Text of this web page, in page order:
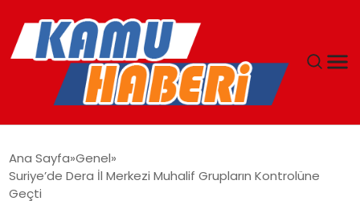
YAŞAM
Ana Sayfa Genel
Suriye’de Dera İl Merkezi Muhalif Grupların Kontrolüne
Geçti